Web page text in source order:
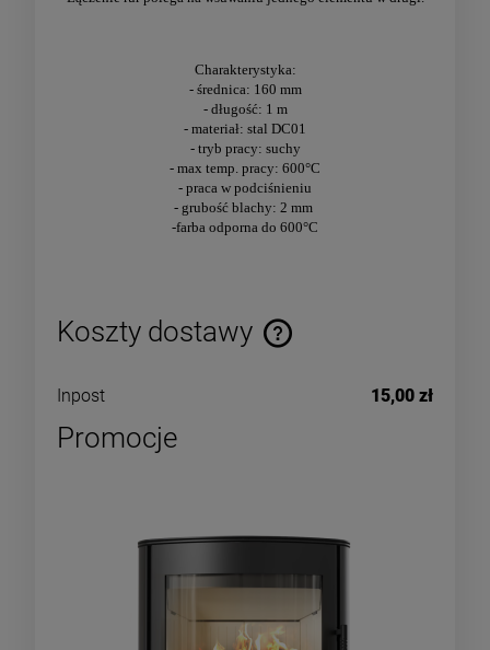
Charakterystyka:
- średnica: 160 mm
- długość: 1 m
- materiał: stal DC01
- tryb pracy: suchy
- max temp. pracy: 600°C
- praca w podciśnieniu
- grubość blachy: 2 mm
-farba odporna do 600°C
Koszty dostawy
Inpost 15,00 zł
Promocje